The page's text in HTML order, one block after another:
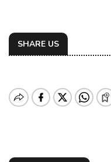
SHARE US